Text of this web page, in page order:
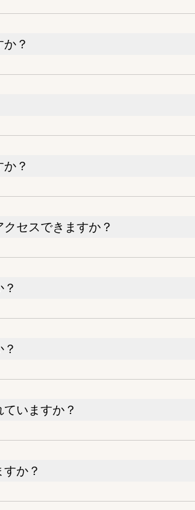
？
？
セスできますか？
いますか？
か？